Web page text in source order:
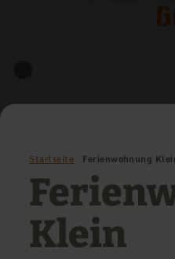
Startseite Ferienwohnung
Klein